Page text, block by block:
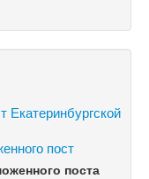
Екатеринбургской
пост
поста